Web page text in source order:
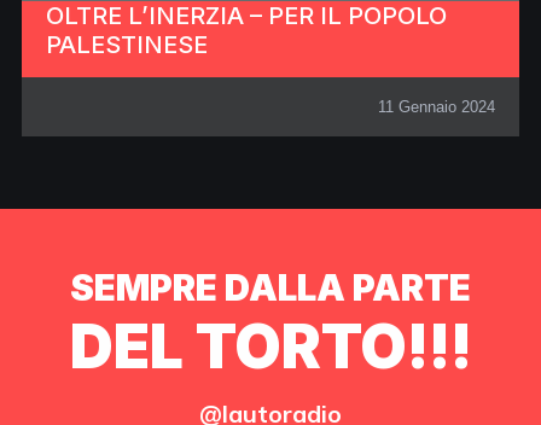
OLTRE L’INERZIA – PER IL POPOLO
PALESTINESE
11 Gennaio 2024
SEMPRE DALLA PARTE
DEL TORTO!!!
@lautoradio